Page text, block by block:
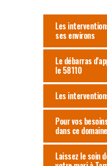
Les
ses environs
Le débarras
le 58110
Les
Pour vos
dans ce
Laissez le soin